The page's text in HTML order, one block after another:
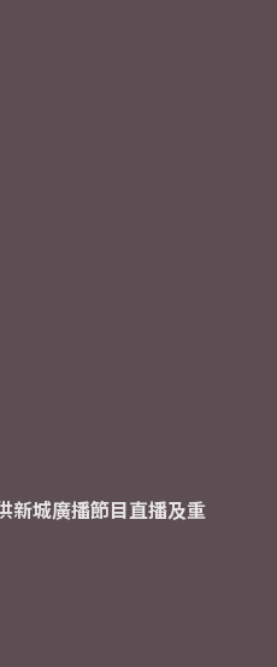
新城廣播節目直播及重